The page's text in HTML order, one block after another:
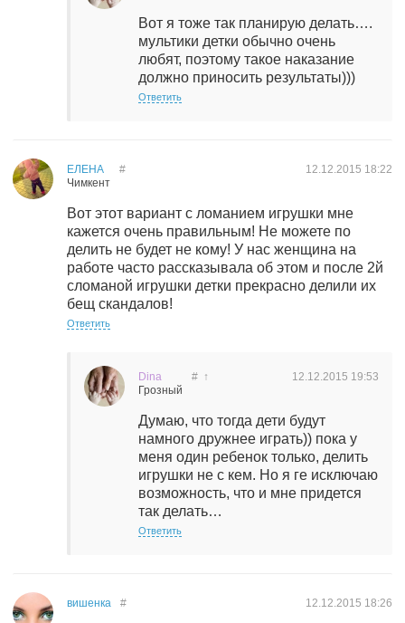
Вот я тоже так планирую делать….
мультики детки обычно очень
любят, поэтому такое наказание
должно приносить результаты)))
Ответить
ЕЛЕНА
Чимкент
12.12.2015 18:22
#
Вот этот вариант с ломанием игрушки мне
кажется очень правильным! Не можете по
делить не будет не кому! У нас женщина на
работе часто рассказывала об этом и после 2й
сломаной игрушки детки прекрасно делили их
бещ скандалов!
Ответить
Dina
Грозный
12.12.2015 19:53
# ↑
Думаю, что тогда дети будут
намного дружнее играть)) пока у
меня один ребенок только, делить
игрушки не с кем. Но я ге исключаю
возможность, что и мне придется
так делать…
Ответить
вишенка 12.12.2015 18:26
#